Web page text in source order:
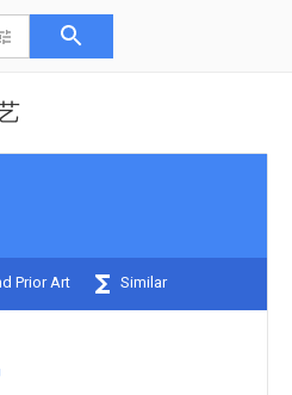
Prior Art Similar